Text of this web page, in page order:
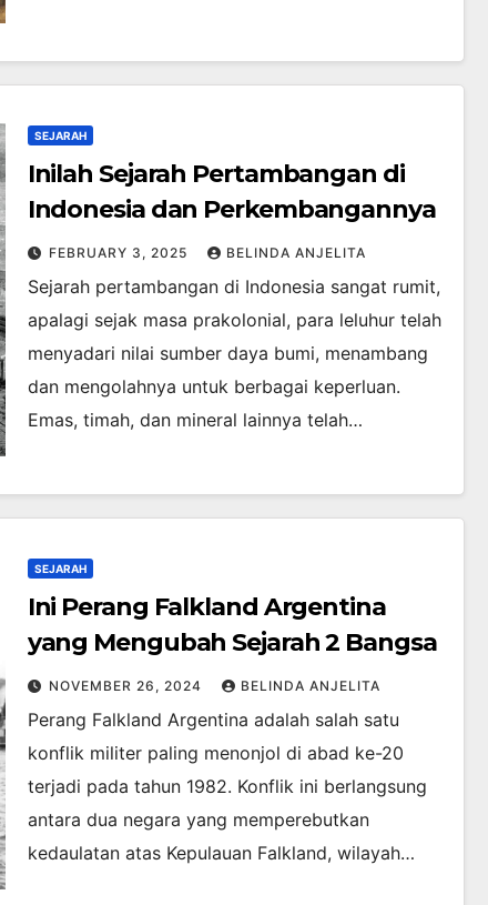
SEJARAH
Inilah Sejarah Pertambangan di
Indonesia dan Perkembangannya
FEBRUARY 3, 2025 BELINDA ANJELITA
Sejarah pertambangan di Indonesia sangat rumit,
apalagi sejak masa prakolonial, para leluhur telah
menyadari nilai sumber daya bumi, menambang
dan mengolahnya untuk berbagai keperluan.
Emas, timah, dan mineral lainnya telah…
SEJARAH
Ini Perang Falkland Argentina
yang Mengubah Sejarah 2 Bangsa
NOVEMBER 26, 2024 BELINDA ANJELITA
Perang Falkland Argentina adalah salah satu
konflik militer paling menonjol di abad ke-20
terjadi pada tahun 1982. Konflik ini berlangsung
antara dua negara yang memperebutkan
kedaulatan atas Kepulauan Falkland, wilayah…